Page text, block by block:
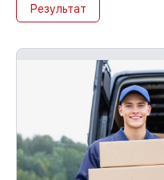
повторно без
Результат